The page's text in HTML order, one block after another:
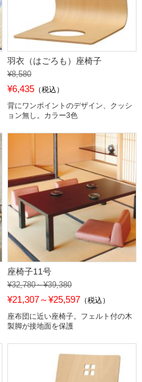
羽衣（はごろも）座椅子
¥8,580
¥6,435 （税込）
背にワンポイントのデザイン、クッシ
ョン無し。カラー3色
座椅子11号
¥32,780～¥39,380
¥21,307～¥25,597 （税込）
座布団に近い座椅子。フェルト付の木
製脚が接地面を保護